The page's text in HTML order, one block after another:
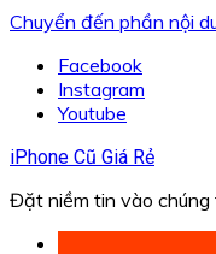
Chuyển đến phần nội
Facebook
Instagram
Youtube
iPhone Cũ Giá Rẻ
Đặt niềm tin vào